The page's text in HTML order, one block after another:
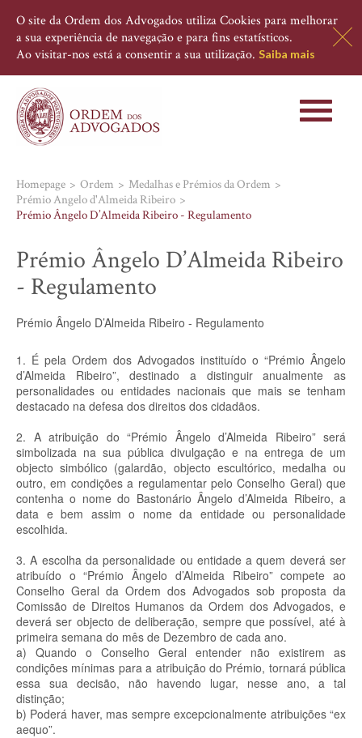
O site da Ordem dos Advogados utiliza Cookies para melhorar
a sua experiência de navegação e para fins estatísticos.
Ao visitar-nos está a consentir a sua utilização. Saiba mais
Toggle
Homepage Ordem
Medalhas e Prémios da Ordem
Prémio Angelo d'Almeida Ribeiro
Prémio Ângelo D’Almeida Ribeiro - Regulamento
Prémio Ângelo D’Almeida Ribeiro
- Regulamento
Prémio Ângelo D’Almeida Ribeiro - Regulamento
1. É pela Ordem dos Advogados instituído o “Prémio Ângelo
d’Almeida Ribeiro”, destinado a distinguir anualmente as
personalidades ou entidades nacionais que mais se tenham
destacado na defesa dos direitos dos cidadãos.
2. A atribuição do “Prémio Ângelo d’Almeida Ribeiro” será
simbolizada na sua pública divulgação e na entrega de um
objecto simbólico (galardão, objecto escultórico, medalha ou
outro, em condições a regulamentar pelo Conselho Geral) que
contenha o nome do Bastonário Ângelo d’Almeida Ribeiro, a
data e bem assim o nome da entidade ou personalidade
escolhida.
3. A escolha da personalidade ou entidade a quem deverá ser
atribuído o “Prémio Ângelo d’Almeida Ribeiro” compete ao
Conselho Geral da Ordem dos Advogados sob proposta da
Comissão de Direitos Humanos da Ordem dos Advogados, e
deverá ser objecto de deliberação, sempre que possível, até à
primeira semana do mês de Dezembro de cada ano.
a) Quando o Conselho Geral entender não existirem as
condições mínimas para a atribuição do Prémio, tornará pública
essa sua decisão, não havendo lugar, nesse ano, a tal
distinção;
b) Poderá haver, mas sempre excepcionalmente atribuições “ex
aequo”.